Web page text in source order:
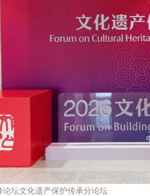
论坛文化遗产保护传承分论坛